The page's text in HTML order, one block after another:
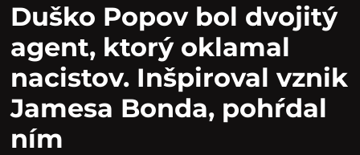
Duško Popov bol dvojitý
agent, ktorý oklamal
nacistov. Inšpiroval vznik
Jamesa Bonda, pohŕdal
ním